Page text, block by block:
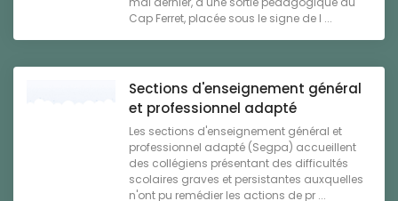
Cap Ferret, placée sous le signe de l ...
Sections d'enseignement général
et professionnel adapté
Les sections d'enseignement général et
professionnel adapté (Segpa) accueillent
des collégiens présentant des difficultés
scolaires graves et persistantes auxquelles
n'ont pu remédier les actions de pr ...